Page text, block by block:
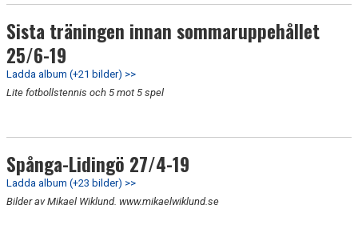
Sista träningen innan sommaruppehållet
25/6-19
Ladda album (+21 bilder) >>
Lite fotbollstennis och 5 mot 5 spel
Spånga-Lidingö 27/4-19
Ladda album (+23 bilder) >>
Bilder av Mikael Wiklund. www.mikaelwiklund.se